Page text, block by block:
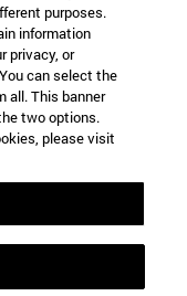
ventana)
ventana)
purposes.
information
privacy, or
can select the
all. This banner
two options.
please visit